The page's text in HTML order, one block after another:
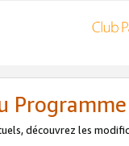
découvrez les